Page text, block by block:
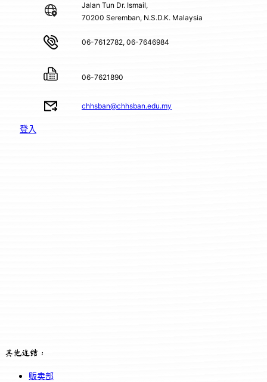
Jalan Tun Dr. Ismail,
70200 Seremban, N.S.D.K. Malaysia
06-7612782, 06-7646984
06-7621890
chhsban@chhsban.edu.my
登入
其他连结：
贩卖部